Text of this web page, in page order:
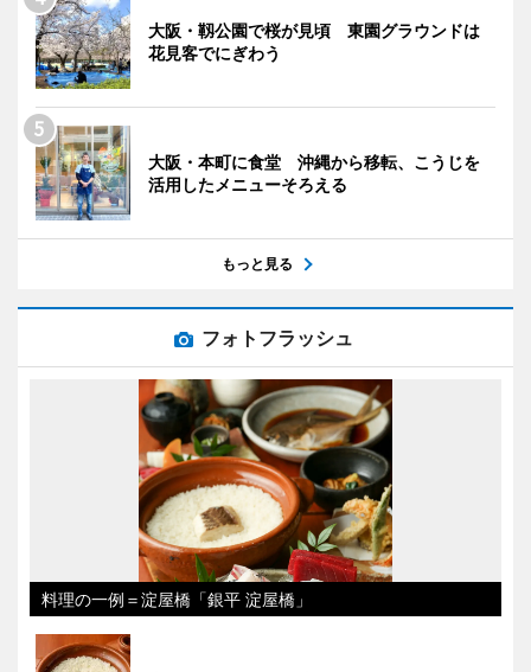
大阪・靱公園で桜が見頃 東園グラウンドは
花見客でにぎわう
大阪・本町に食堂 沖縄から移転、こうじを
活用したメニューそろえる
もっと見る
フォトフラッシュ
料理の一例＝淀屋橋「銀平 淀屋橋」